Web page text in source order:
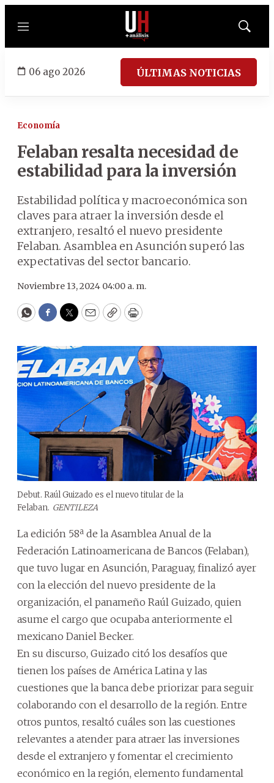
Menú
Mostrar
06 ago 2026 ÚLTIMAS NOTICIAS
Economía
Felaban resalta necesidad de
estabilidad para la inversión
Estabilidad política y macroeconómica son
claves para atraer la inversión desde el
extranjero, resaltó el nuevo presidente
Felaban. Asamblea en Asunción superó las
expectativas del sector bancario.
Noviembre 13, 2024 04:00 a. m.
WhatsApp
Facebook
Twitter
EmailCopyPrint
Debut. Raúl Guizado es el nuevo titular de la
Felaban. GENTILEZA
La edición 58ª de la Asamblea Anual de la
Federación Latinoamericana de Bancos (Felaban),
que tuvo lugar en Asunción, Paraguay, finalizó ayer
con la elección del nuevo presidente de la
organización, el panameño Raúl Guizado, quien
asume el cargo que ocupaba anteriormente el
mexicano Daniel Becker.
En su discurso, Guizado citó los desafíos que
tienen los países de América Latina y las
cuestiones que la banca debe priorizar para seguir
colaborando con el desarrollo de la región. Entre
otros puntos, resaltó cuáles son las cuestiones
relevantes a atender para atraer las inversiones
desde el extranjero y fomentar el crecimiento
económico en la región, elemento fundamental